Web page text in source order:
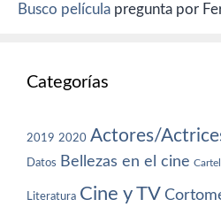
Busco película pregunta por
Categorías
2019 2020 Actores/
Datos Bellezas en el cine
Literatura Cine y TV